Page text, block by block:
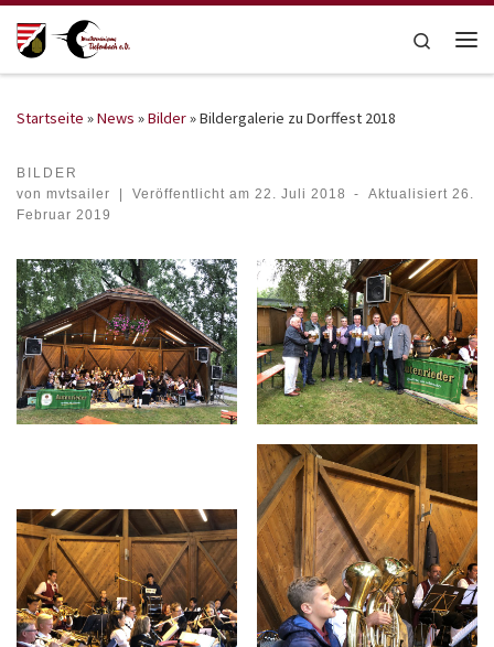
Zum Inhalt springen
Search
Startseite »News »Bilder»Bildergalerie zu Dorffest 2018
BILDER
von mvtsailer Veröffentlicht am 22. Juli 2018 - Aktualisiert26.
Februar 2019